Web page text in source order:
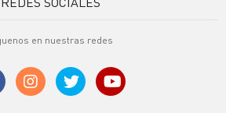
en nuestras redes